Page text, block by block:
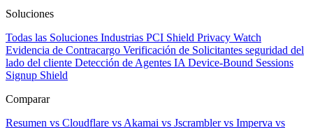
Soluciones
Todas las Soluciones Industrias PCI Shield Privacy Watch
Evidencia de Contracargo Verificación de Solicitantes seguridad del
lado del cliente Detección de Agentes IA Device-Bound Sessions
Signup Shield
Comparar
Resumen vs Cloudflare vs Akamai vs Jscramblervs Imperva vs